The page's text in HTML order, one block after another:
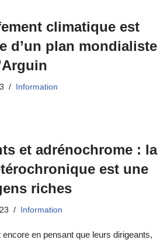
climatique est
d’un plan mondialiste
Information
et adrénochrome : la
est une
riches
Information
en pensant que leurs dirigeants,